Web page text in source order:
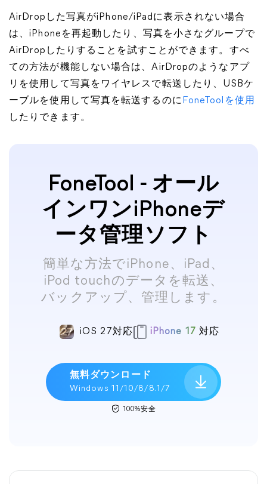
AirDropした写真がiPhone/iPadに表示されない場合
は、iPhoneを再起動したり、写真を小さなグループで
AirDropしたりすることを試すことができます。すべ
ての方法が機能しない場合は、AirDropのようなアプ
リを使用して写真をワイヤレスで転送したり、USBケ
ーブルを使用して写真を転送するのに FoneToolを使用
したりできます。
FoneTool - オール
インワンiPhoneデ
ータ管理ソフト
簡単な方法でiPhone、iPad、
iPod touchのデータを転送、
バックアップ、管理します。
iOS 27対応 iPhone 17 対応
無料ダウンロード
Windows 11/10/8/8.1/7
100%安全